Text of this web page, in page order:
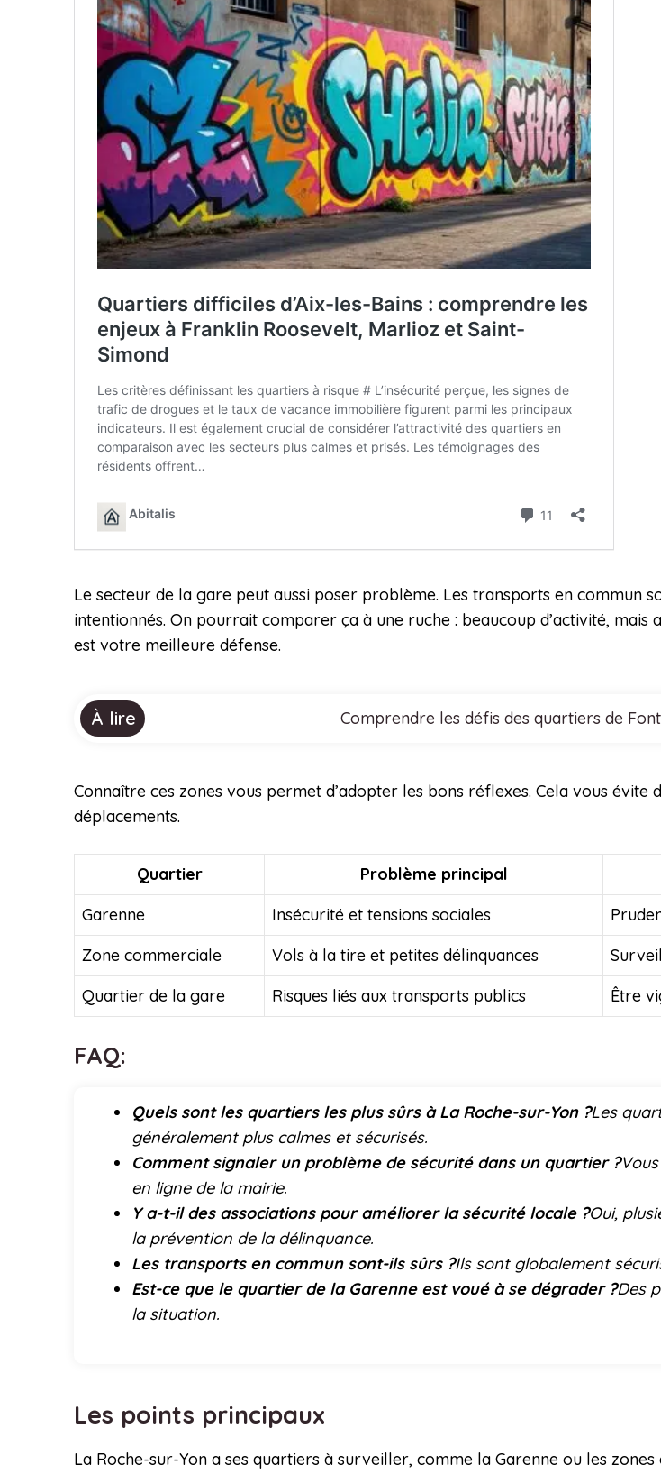
Le secteur de la gare peut aussi poser problème. Les transports en commun
intentionnés. On pourrait comparer ça à une ruche : beaucoup d’activité,
est votre meilleure défense.
À lire Comprendre les défis des quartiers de
Connaître ces zones vous permet d’adopter les bons réflexes. Cela vous
déplacements.
Quartier Problème principal
Garenne
Insécurité et tensions sociales
Zone commerciale
Vols à la tire et petites délinquances
Quartier de la gare
Risques liés aux transports publics Être
FAQ:
Quels sont les quartiers les plus sûrs à La Roche-sur-Yon ?Les
généralement plus calmes et sécurisés.
Comment signaler un problème de sécurité dans un quartier ?
en ligne de la mairie.
Y a-t-il des associations pour améliorer la sécurité locale ?Oui,
la prévention de la délinquance.
Les transports en commun sont-ils sûrs ?Ils sont globalement
Est-ce que le quartier de la Garenne est voué à se dégrader ?Des
la situation.
Les points principaux
La Roche-sur-Yon a ses quartiers à surveiller, comme la Garenne ou les